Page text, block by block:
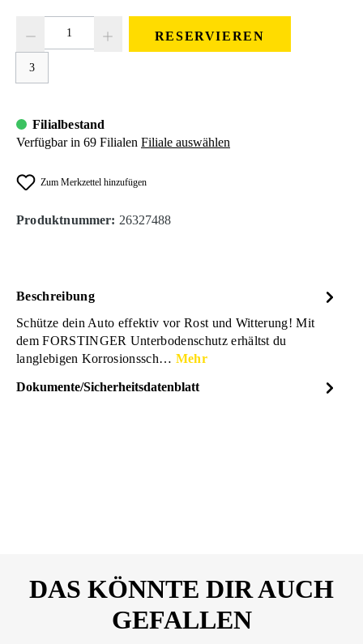
3
RESERVIEREN
Filialbestand
Verfügbar in 69 Filialen Filiale auswählen
Zum Merkzettel hinzufügen
Produktnummer: 26327488
Beschreibung
Schütze dein Auto effektiv vor Rost und Witterung! Mit
dem FORSTINGER Unterbodenschutz erhältst du
langlebigen Korrosionssch… Mehr
Dokumente/Sicherheitsdatenblatt
DAS KÖNNTE DIR AUCH
GEFALLEN